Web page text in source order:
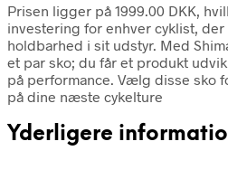
Prisen ligger på 1999.00 DKK,
investering for enhver cyklist,
holdbarhed i sit udstyr. Med
et par sko; du får et produkt
på performance. Vælg disse sko
på dine næste cykelture
Yderligere